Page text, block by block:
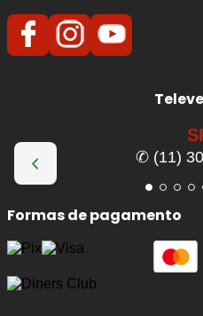
✆ (11)
Formas de pagamento